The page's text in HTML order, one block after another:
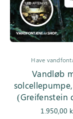
Have
Vandløb
(Greifenstein
1.950,00